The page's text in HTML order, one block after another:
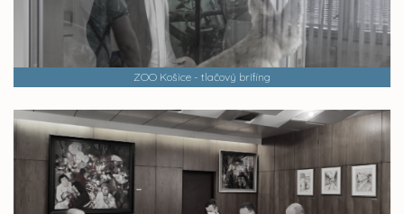
ZOO Košice - tlačový brífing